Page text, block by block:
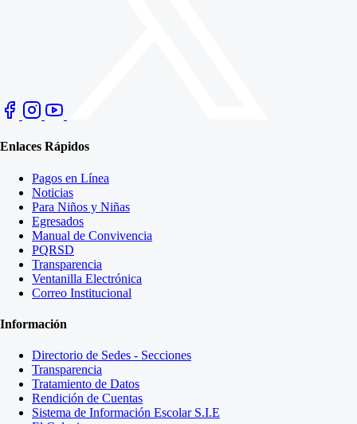
Enlaces Rápidos
Pagos en Línea
Noticias
Para Niños y Niñas
Egresados
Manual de Convivencia
PQRSD
Transparencia
Ventanilla Electrónica
Correo Institucional
Información
Directorio de Sedes - Secciones
Transparencia
Tratamiento de Datos
Rendición de Cuentas
Sistema de Información Escolar S.I.E